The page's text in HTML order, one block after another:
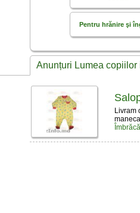
Pentru hrănire şi
Anunțuri Lumea copiilor
Livram